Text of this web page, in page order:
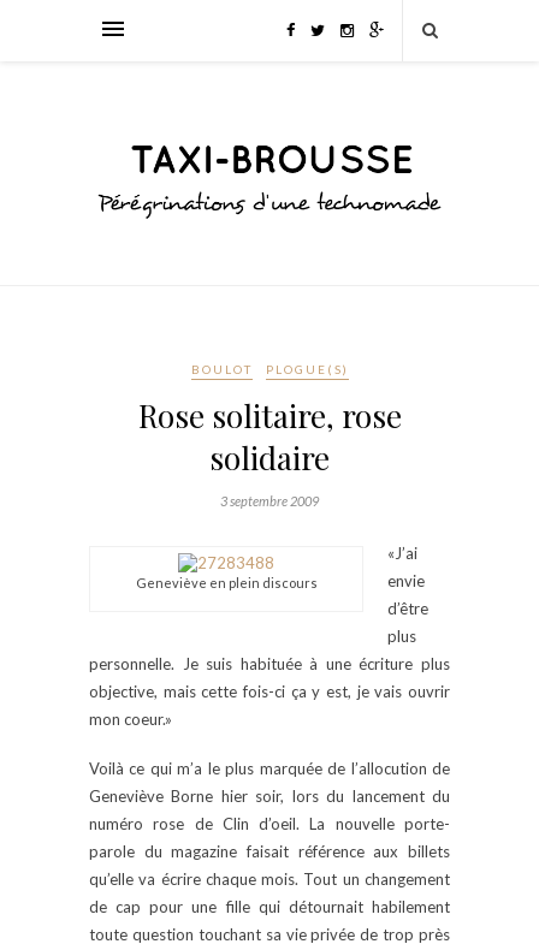
BOULOT PLOGUE(S)
Rose solitaire, rose
solidaire
3 septembre 2009
Geneviève en plein discours
«J’ai
envie
d’être
plus
personnelle. Je suis habituée à une écriture plus
objective, mais cette fois-ci ça y est, je vais ouvrir
mon coeur.»
Voilà ce qui m’a le plus marquée de l’allocution de
Geneviève Borne hier soir, lors du lancement du
numéro rose de Clin d’oeil. La nouvelle porte-
parole du magazine faisait référence aux billets
qu’elle va écrire chaque mois. Tout un changement
de cap pour une fille qui détournait habilement
toute question touchant sa vie privée de trop près